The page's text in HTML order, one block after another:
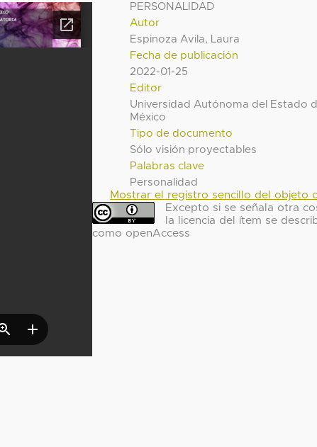
PERSONALIDAD
Autor
Espinoza Avila, Laura
Fecha de publicación
2022-01-25
Editor
Universidad Autónoma del Estado
México
Tipo de documento
Sólo visión proyectables
Palabras clave
Personalidad
Mostrar el registro sencillo del objeto
Excepto si se señala otra
la licencia del ítem se
como openAccess